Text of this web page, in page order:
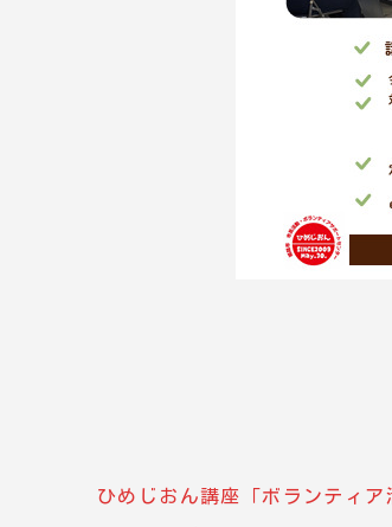
ひめじおん講座「ボランティ